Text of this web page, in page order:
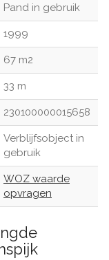
Pand in gebruik
1999
67 m2
33 m
230100000015658
Verblijfsobject in
gebruik
WOZ waarde
opvragen